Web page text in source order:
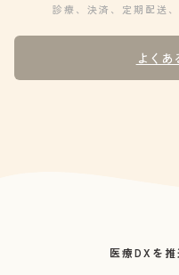
診療、決済、定期配送
よくあ
医療DXを